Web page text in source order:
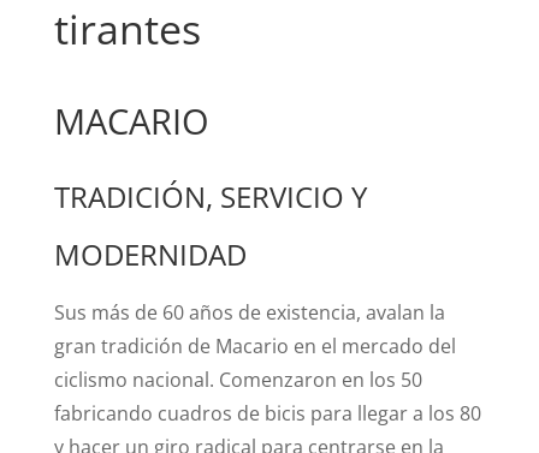
tirantes
MACARIO
TRADICIÓN, SERVICIO Y
MODERNIDAD
Sus más de 60 años de existencia, avalan la
gran tradición de Macario en el mercado del
ciclismo nacional. Comenzaron en los 50
fabricando cuadros de bicis para llegar a los 80
y hacer un giro radical para centrarse en la